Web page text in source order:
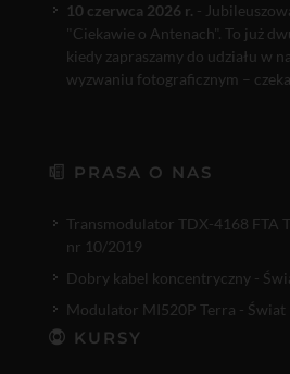
10 czerwca 2026 r. -
"Ciekawie o Antenach". To już
kiedy zapraszamy do udziału w
wyzwaniu fotograficznym –
PRASA O NAS
Transmodulator TDX-4168 FTA
nr 10/2019
Dobry kabel koncentryczny -
Modulator MI520P Terra - Świat
KURSY